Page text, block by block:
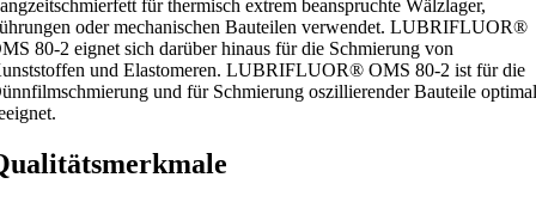
für thermisch extrem beanspruchte Wälzlager,
oder mechanischen Bauteilen verwendet. LUBRIFLUOR®
80-2 eignet sich darüber hinaus für die Schmierung von
und Elastomeren. LUBRIFLUOR® OMS 80-2 ist für die
und für Schmierung oszillierender Bauteile